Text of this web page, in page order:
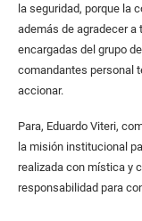
la seguridad, porque la
además de agradecer
encargadas del grupo
comandantes personal
accionar.
Para, Eduardo Viteri,
la misión institucional
realizada con mística y
responsabilidad para